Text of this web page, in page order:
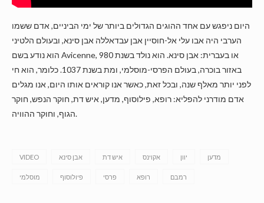
היום ניפגש עם אחד ההוגים הגדולים ביותר של ימי הביניים, אדם ששמו
הערבי היה אבו עלי אל-חוסיין אבן עבדאללה אבן סינא, ובעולם הלטיני
הוא נודע בשם Avicenne, או בעברית: אבן סינא. הוא נולד בשנת 980
באזור בוכרה, בעולם הפרסי-מוסלמי, ומת בשנת 1037. כלומר, הוא חי
לפני יותר מאלף שנה, ובכל זאת, כאשר אנו קוראים אותו היום, אנו מגלים
אדם מודרני להפליא: רופא, פילוסוף, מדען, איש דת, חוקר הנפש, חוקר
הגוף, וחוקר ההוויה.
VIDEO אבן סינא איש דת אקוינס יוון מדען
מוסלמי פיולוסוף פרסי רופא רמבם